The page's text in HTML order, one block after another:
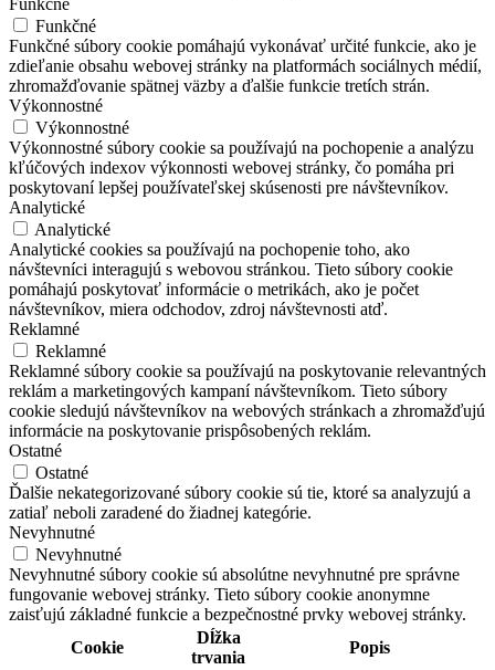
Funkčné
Funkčné súbory cookie pomáhajú vykonávať určité funkcie, ako je
zdieľanie obsahu webovej stránky na platformách sociálnych médií,
zhromažďovanie spätnej väzby a ďalšie funkcie tretích strán.
Výkonnostné
Výkonnostné
Výkonnostné súbory cookie sa používajú na pochopenie a analýzu
kľúčových indexov výkonnosti webovej stránky, čo pomáha pri
poskytovaní lepšej používateľskej skúsenosti pre návštevníkov.
Analytické
Analytické
Analytické cookies sa používajú na pochopenie toho, ako
návštevníci interagujú s webovou stránkou. Tieto súbory cookie
pomáhajú poskytovať informácie o metrikách, ako je počet
návštevníkov, miera odchodov, zdroj návštevnosti atď.
Reklamné
Reklamné
Reklamné súbory cookie sa používajú na poskytovanie relevantných
reklám a marketingových kampaní návštevníkom. Tieto súbory
cookie sledujú návštevníkov na webových stránkach a zhromažďujú
informácie na poskytovanie prispôsobených reklám.
Ostatné
Ostatné
Ďalšie nekategorizované súbory cookie sú tie, ktoré sa analyzujú a
zatiaľ neboli zaradené do žiadnej kategórie.
Nevyhnutné
Nevyhnutné
Nevyhnutné súbory cookie sú absolútne nevyhnutné pre správne
fungovanie webovej stránky. Tieto súbory cookie anonymne
zaisťujú základné funkcie a bezpečnostné prvky webovej stránky.
Cookie
Dĺžka
trvania
Popis